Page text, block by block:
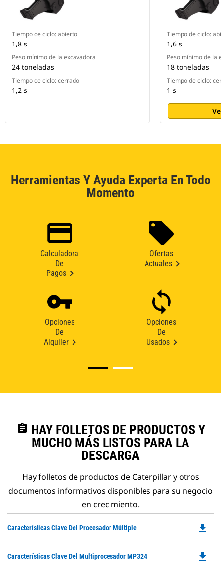
Tiempo de ciclo: abierto
1,8 s
Peso mínimo de la excavadora
24 toneladas
Tiempo de ciclo: cerrado
1,2 s
Tiempo de ciclo:
1,6 s
Peso mínimo de la
18 toneladas
Tiempo de ciclo:
1 s
Herramientas Y Ayuda Experta En Todo
Momento
Calculadora
De
Pagos
Ofertas
Actuales
Opciones
De
Alquiler
Opciones
De
Usados
assignment HAY FOLLETOS DE PRODUCTOS Y
MUCHO MÁS LISTOS PARA LA
DESCARGA
Hay folletos de productos de Caterpillar y otros
documentos informativos disponibles para su negocio
en crecimiento.
Características Clave Del Procesador Múltiple
a
file_download
Características Clave Del Multiprocesador MP324 file_download